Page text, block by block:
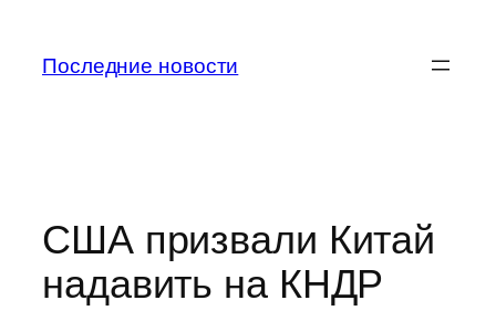
содержимому
Последние новости
США призвали Китай
надавить на КНДР